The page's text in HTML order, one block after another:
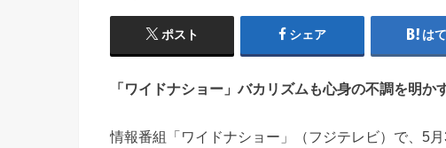
ポスト シェア は
「ワイドナショー」バカリズムも心身の不調を明か
情報番組「ワイドナショー」（フジテレビ）で、5